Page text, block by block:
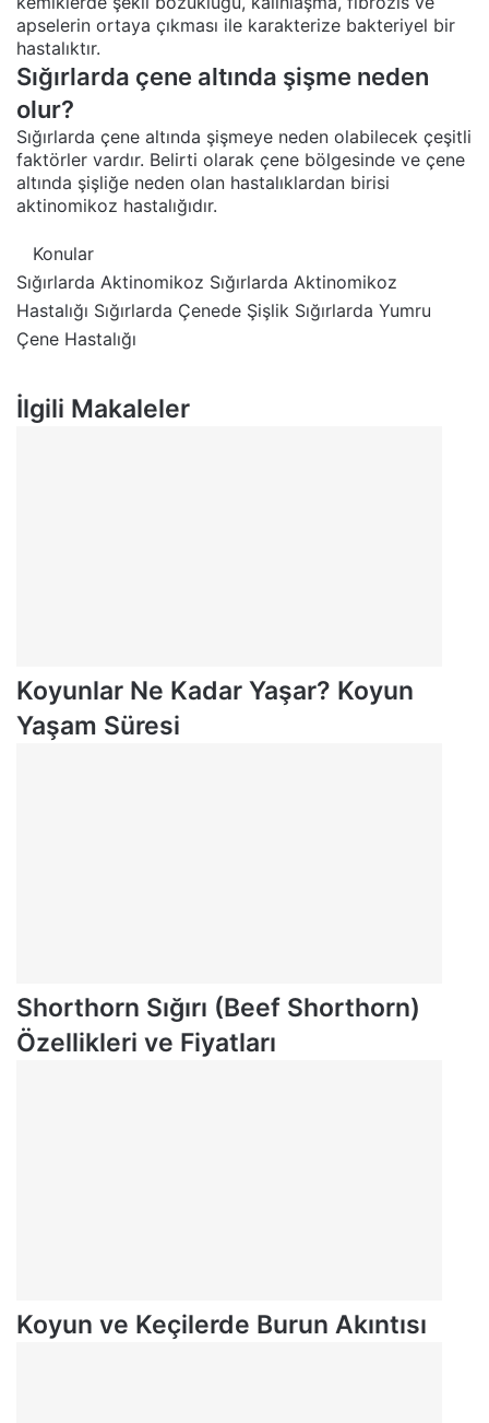
apselerin ortaya çıkması ile karakterize bakteriyel bir
hastalıktır.
Sığırlarda çene altında şişme neden
olur?
Sığırlarda çene altında şişmeye neden olabilecek çeşitli
faktörler vardır. Belirti olarak çene bölgesinde ve çene
altında şişliğe neden olan hastalıklardan birisi
aktinomikoz hastalığıdır.
Konular
Sığırlarda Aktinomikoz Sığırlarda Aktinomikoz
Hastalığı Sığırlarda Çenede Şişlik Sığırlarda Yumru
Çene Hastalığı
İlgili Makaleler
Koyunlar Ne Kadar Yaşar? Koyun
Yaşam Süresi
Shorthorn Sığırı (Beef Shorthorn)
Özellikleri ve Fiyatları
Koyun ve Keçilerde Burun Akıntısı